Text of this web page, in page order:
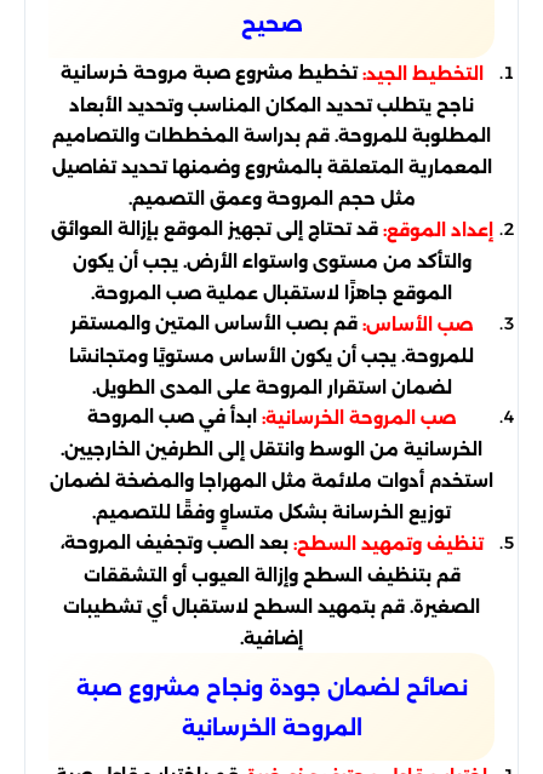
صحيح
التخطيط الجيد:تخطيط مشروع صبة مروحة خرسانية
ناجح يتطلب تحديد المكان المناسب وتحديد الأبعاد
المطلوبة للمروحة. قم بدراسة المخططات والتصاميم
المعمارية المتعلقة بالمشروع وضمنها تحديد تفاصيل
مثل حجم المروحة وعمق التصميم.
إعداد الموقع: قد تحتاج إلى تجهيز الموقع بإزالة العوائق
والتأكد من مستوى واستواء الأرض. يجب أن يكون
الموقع جاهزًا لاستقبال عملية صب المروحة.
صب الأساس: قم بصب الأساس المتين والمستقر
للمروحة. يجب أن يكون الأساس مستويًا ومتجانسًا
لضمان استقرار المروحة على المدى الطويل.
صب المروحة الخرسانية: ابدأ في صب المروحة
الخرسانية من الوسط وانتقل إلى الطرفين الخارجيين.
استخدم أدوات ملائمة مثل المهراجا والمضخة لضمان
توزيع الخرسانة بشكل متساوٍ وفقًا للتصميم.
تنظيف وتمهيد السطح: بعد الصب وتجفيف المروحة،
قم بتنظيف السطح وإزالة العيوب أو التشققات
الصغيرة. قم بتمهيد السطح لاستقبال أي تشطيبات
إضافية.
نصائح لضمان جودة ونجاح مشروع صبة
المروحة الخرسانية